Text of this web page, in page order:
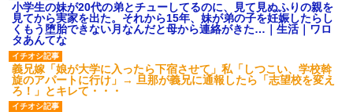
小学生の妹が20代の弟とチューしてるのに、見て見ぬふりの親を
見てから実家を出た。それから15年、妹が弟の子を妊娠したらし
くもう堕胎できない月なんだと母から連絡がきた…｜生活｜ワロ
タあんてな
義兄嫁「娘が大学に入ったら下宿させて」私「しつこい、学校斡
旋のアパートに行け」→ 旦那が義兄に通報したら「志望校を変え
ろ！」とキレて・・・